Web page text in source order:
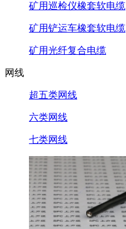
矿用巡检仪橡套软电缆
矿用铲运车橡套软电缆
矿用光纤复合电缆
网线
超五类网线
六类网线
七类网线